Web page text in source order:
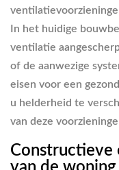
In het huidige
ventilatie
of de aanwezige
eisen voor een
u helderheid te
van deze
Constructieve